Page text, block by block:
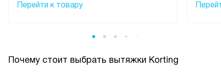
Перейти к товару
Почему стоит выбрать вытяжки Korting